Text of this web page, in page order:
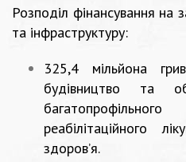
Розподіл фінансування на
та інфраструктуру:
325,4 мільйона
будівництво та
реабілітаційного
здоров’я.